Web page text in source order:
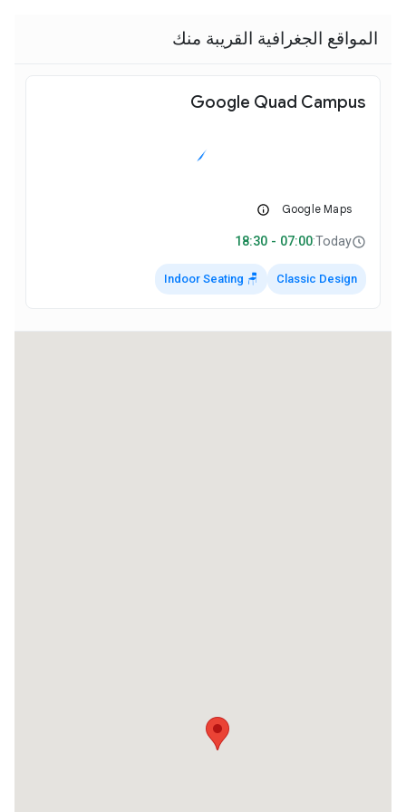
المواقع الجغرافية القريبة منك
Google Quad Campus
Today:
07:00 - 18:30
Classic Design
🪑 Indoor Seating